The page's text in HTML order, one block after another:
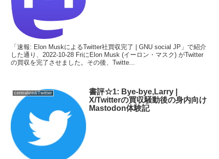
「速報: Elon MuskによるTwitter社買収完了 | GNU social JP」で紹介
した通り、2022-10-28 FriにElon Musk (イーロン・マスク) がTwitter
の買収を完了させました。その後、Twitte...
centralized/Twitter
書評☆1: Bye-bye,Larry |
X/Twitterの買収騒動後の身内向け
Mastodon体験記